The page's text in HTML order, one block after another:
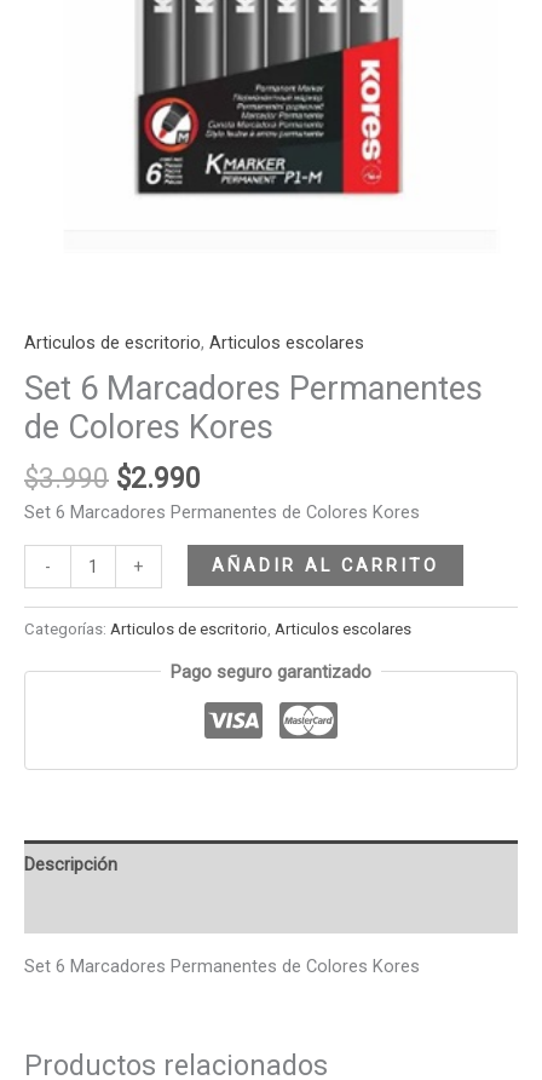
Articulos de escritorio, Articulos escolares
Set 6 Marcadores Permanentes
de Colores Kores
$3.990 $2.990
Set 6 Marcadores Permanentes de Colores Kores
- + AÑADIR AL CARRITO
Categorías: Articulos de escritorio, Articulos escolares
Pago seguro garantizado
Descripción
Set 6 Marcadores Permanentes de Colores Kores
Productos relacionados